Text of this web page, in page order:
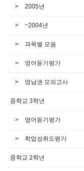
2005년
~2004년
과목별 모음
영어듣기평가
영남권 모의고사
중학교 3학년
영어듣기평가
학업성취도평가
중학교 2학년